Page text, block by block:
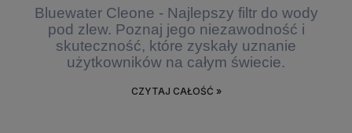
Bluewater Cleone - Najlepszy filtr do wody
pod zlew. Poznaj jego niezawodność i
skuteczność, które zyskały uznanie
użytkowników na całym świecie.
CZYTAJ CAŁOŚĆ »